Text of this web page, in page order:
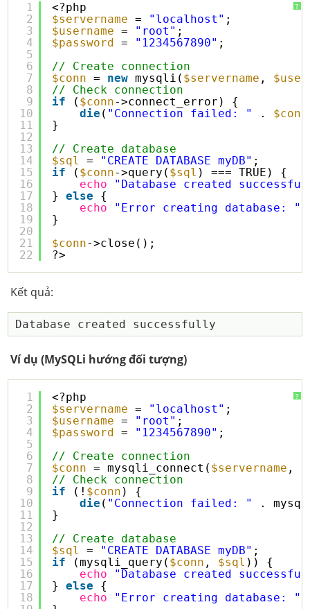
?
1
2
3
4
5
6
7
8
9
10
11
12
13
14
15
16
17
18
19
20
21
22
<?php
$servername
= "localhost" ;
$username
= "root" ;
$password
= "1234567890" ;
// Create connection
$conn
= new mysqli( $servername ,
// Check connection
if
( $conn->connect_error) {
die ( "Connection failed: " . $conn
}
// Create database
$sql
= "CREATE DATABASE myDB" ;
if
( $conn->query( $sql ) === TRUE) {
echo
"Database created
} else
{
echo
"Error creating database: "
}
$conn->close();
?>
Kết quả:
Ví dụ (MySQLi hướng đối tượng)
?
1
2
3
4
5
6
7
8
9
10
11
12
13
14
15
16
17
18
<?php
$servername
= "localhost" ;
$username
= "root" ;
$password
= "1234567890" ;
// Create connection
$conn
= mysqli_connect( $servername ,
// Check connection
if
(! $conn ) {
die ( "Connection failed: "
.
}
// Create database
$sql
= "CREATE DATABASE myDB" ;
if
(mysqli_query( $conn , $sql )) {
echo
"Database created
} else
{
echo
"Error creating database: "